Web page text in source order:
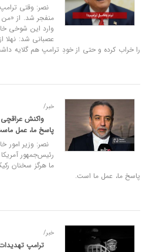
نصر: وقتی
منفجر شد. از
وارد این شوخی
عصبانی شد: نهلا
را خراب کرده و حتی از خودِ ترامپ هم گلایه
خبر/
واکنش عراقچی
پاسخ ما، عمل
نصر: وزیر امور
رئیس‌جمهور
ما هرگز سخنان
پاسخ ما، عمل ما است.
خبر/
ترامپ تهدیدات